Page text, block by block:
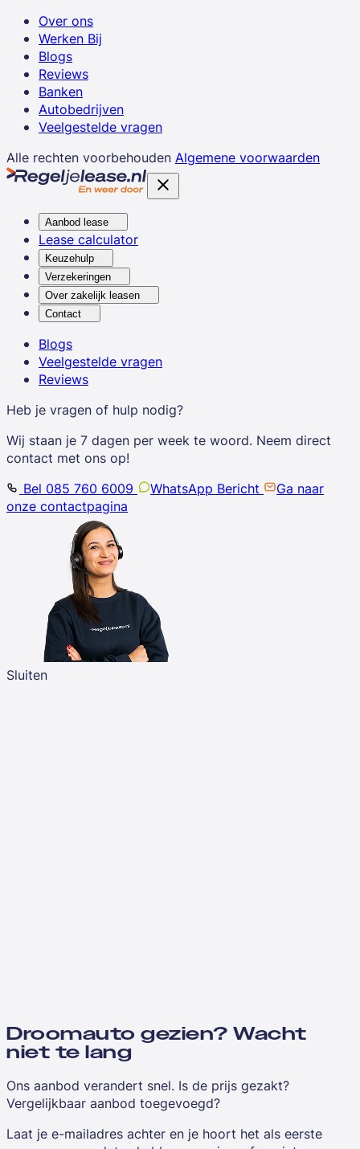
Over ons
Werken Bij
Blogs
Reviews
Banken
Autobedrijven
Veelgestelde vragen
Alle rechten voorbehouden Algemene voorwaarden
Aanbod lease
Lease calculator
Keuzehulp
Verzekeringen
Over zakelijk leasen
Contact
Blogs
Veelgestelde vragen
Reviews
Heb je vragen of hulp nodig?
Wij staan je 7 dagen per week te woord. Neem direct
contact met ons op!
Bel 085 760 6009
WhatsApp Bericht
Ga naar
onze contactpagina
Sluiten
Droomauto gezien? Wacht
niet te lang
Ons aanbod verandert snel. Is de prijs gezakt?
Vergelijkbaar aanbod toegevoegd?
Laat je e-mailadres achter en je hoort het als eerste